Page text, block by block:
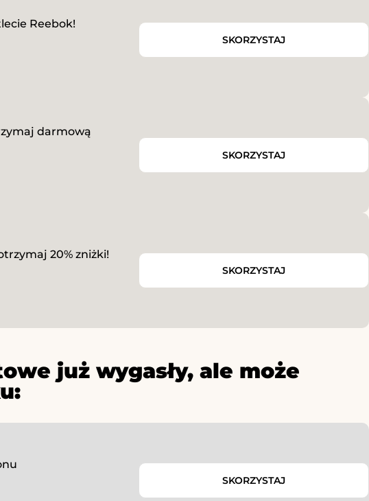
Reebok!
SKORZYSTAJ
darmową
SKORZYSTAJ
20% zniżki!
SKORZYSTAJ
już wygasły, ale może
SKORZYSTAJ